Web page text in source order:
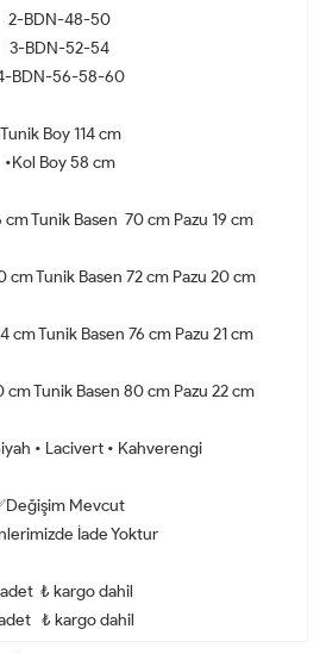
2-BDN-48-50
3-BDN-52-54
BDN-56-58-60
Boy 114 cm
•Kol Boy 58 cm
Tunik Basen 70 cm Pazu 19 cm
cm Tunik Basen 72 cm Pazu 20 cm
cm Tunik Basen 76 cm Pazu 21 cm
Tunik Basen 80 cm Pazu 22 cm
• Lacivert • Kahverengi
Mevcut
İade Yoktur
adet ₺ kargo dahil
₺ kargo dahil